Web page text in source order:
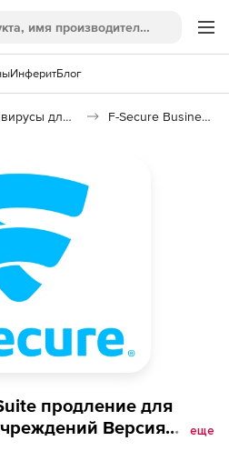
ИнферитБлог
Антивирусы для организаций F-Secure Business Suite
продление для
Версия
еще